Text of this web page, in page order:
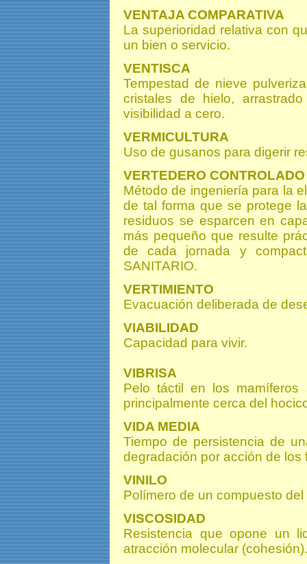
VENTAJA COMPARATIVA
La superioridad relativa con
un bien o servicio.
VENTISCA
Tempestad de nieve
cristales de hielo,
visibilidad a cero.
VERMICULTURA
Uso de gusanos para digerir
VERTEDERO CONTROLADO
Método de ingeniería para la
de tal forma que se protege
residuos se esparcen en
más pequeño que resulte
de cada jornada y
SANITARIO.
VERTIMIENTO
Evacuación deliberada de
VIABILIDAD
Capacidad para vivir.
VIBRISA
Pelo táctil en los
principalmente cerca del
VIDA MEDIA
Tiempo de persistencia de
degradación por acción de los
VINILO
Polímero de un compuesto
VISCOSIDAD
Resistencia que opone un
atracción molecular (cohesión).